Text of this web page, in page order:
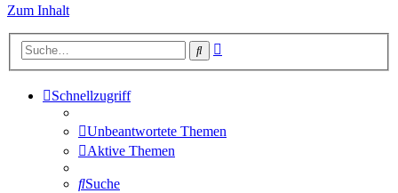
Zum Inhalt
Suche
Schnellzugriff
Unbeantwortete Themen
Aktive Themen
Suche